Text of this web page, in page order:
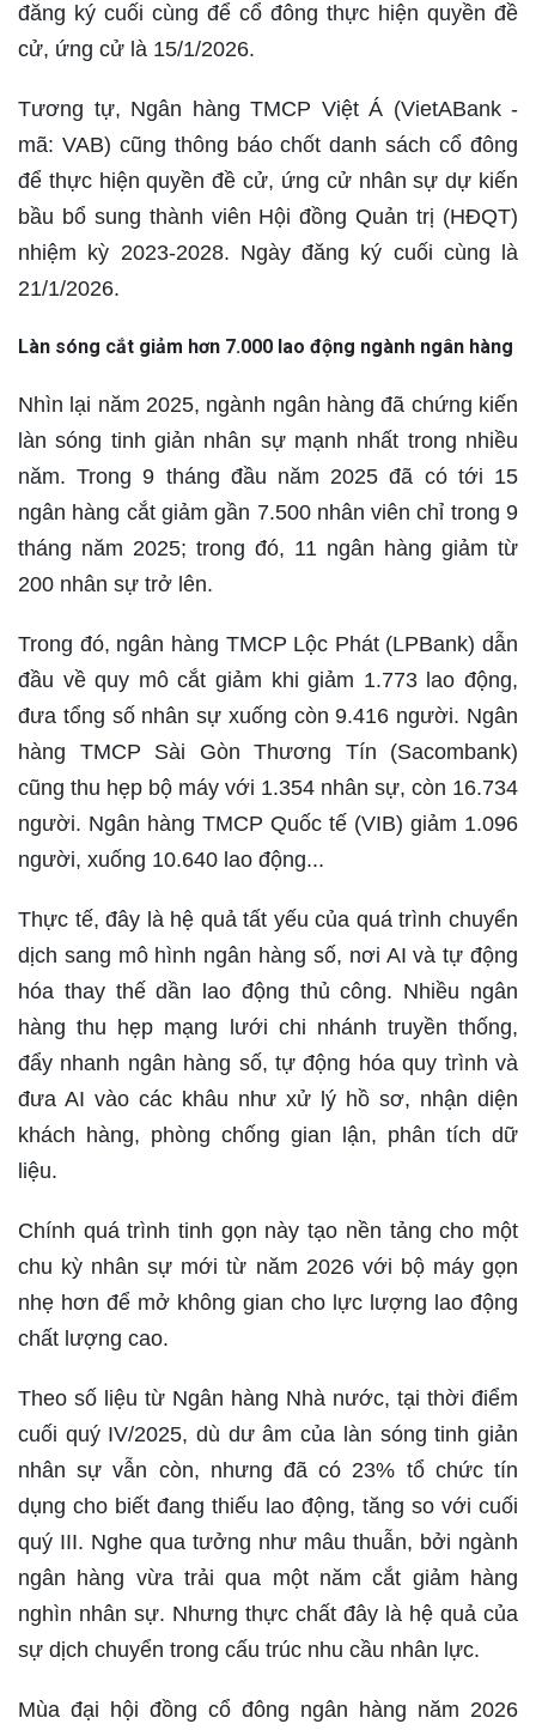
đăng ký cuối cùng để cổ đông thực hiện quyền đề
cử, ứng cử là 15/1/2026.
Tương tự, Ngân hàng TMCP Việt Á (VietABank -
mã: VAB) cũng thông báo chốt danh sách cổ đông
để thực hiện quyền đề cử, ứng cử nhân sự dự kiến
bầu bổ sung thành viên Hội đồng Quản trị (HĐQT)
nhiệm kỳ 2023-2028. Ngày đăng ký cuối cùng là
21/1/2026.
Làn sóng cắt giảm hơn 7.000 lao động ngành ngân hàng
Nhìn lại năm 2025, ngành ngân hàng đã chứng kiến
làn sóng tinh giản nhân sự mạnh nhất trong nhiều
năm. Trong 9 tháng đầu năm 2025 đã có tới 15
ngân hàng cắt giảm gần 7.500 nhân viên chỉ trong 9
tháng năm 2025; trong đó, 11 ngân hàng giảm từ
200 nhân sự trở lên.
Trong đó, ngân hàng TMCP Lộc Phát (LPBank) dẫn
đầu về quy mô cắt giảm khi giảm 1.773 lao động,
đưa tổng số nhân sự xuống còn 9.416 người. Ngân
hàng TMCP Sài Gòn Thương Tín (Sacombank)
cũng thu hẹp bộ máy với 1.354 nhân sự, còn 16.734
người. Ngân hàng TMCP Quốc tế (VIB) giảm 1.096
người, xuống 10.640 lao động...
Thực tế, đây là hệ quả tất yếu của quá trình chuyển
dịch sang mô hình ngân hàng số, nơi AI và tự động
hóa thay thế dần lao động thủ công. Nhiều ngân
hàng thu hẹp mạng lưới chi nhánh truyền thống,
đẩy nhanh ngân hàng số, tự động hóa quy trình và
đưa AI vào các khâu như xử lý hồ sơ, nhận diện
khách hàng, phòng chống gian lận, phân tích dữ
liệu.
Chính quá trình tinh gọn này tạo nền tảng cho một
chu kỳ nhân sự mới từ năm 2026 với bộ máy gọn
nhẹ hơn để mở không gian cho lực lượng lao động
chất lượng cao.
Theo số liệu từ Ngân hàng Nhà nước, tại thời điểm
cuối quý IV/2025, dù dư âm của làn sóng tinh giản
nhân sự vẫn còn, nhưng đã có 23% tổ chức tín
dụng cho biết đang thiếu lao động, tăng so với cuối
quý III. Nghe qua tưởng như mâu thuẫn, bởi ngành
ngân hàng vừa trải qua một năm cắt giảm hàng
nghìn nhân sự. Nhưng thực chất đây là hệ quả của
sự dịch chuyển trong cấu trúc nhu cầu nhân lực.
Mùa đại hội đồng cổ đông ngân hàng năm 2026